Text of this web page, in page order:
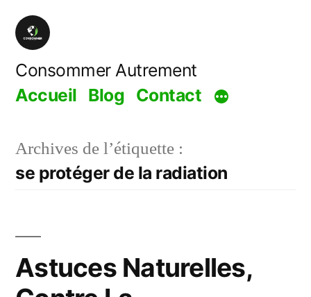
Aller
contenu
Consommer Autrement
Accueil Blog Contact
Archives de l’étiquette :
se protéger de la radiation
Astuces Naturelles,